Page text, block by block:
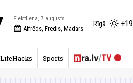
Piektdiena, 7.augusts
redeem Alfrēds, Fredis, Madars
Rīgā
LifeHacks Sports